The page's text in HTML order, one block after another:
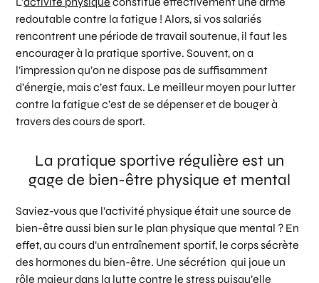
redoutable contre la fatigue ! Alors, si vos salariés
rencontrent une période de travail soutenue, il faut les
encourager à la pratique sportive. Souvent, on a
l’impression qu’on ne dispose pas de suffisamment
d’énergie, mais c’est faux. Le meilleur moyen pour lutter
contre la fatigue c’est de se dépenser et de bouger à
travers des cours de sport.
La pratique sportive régulière est un
gage de bien-être physique et mental
Saviez-vous que l’activité physique était une source de
bien-être aussi bien sur le plan physique que mental ? En
effet, au cours d’un entraînement sportif, le corps sécrète
des hormones du bien-être. Une sécrétion qui joue un
rôle majeur dans la lutte contre le stress puisqu’elle